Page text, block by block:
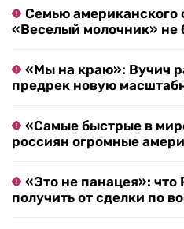
Семью американского
«Веселый молочник» не
«Мы на краю»: Вучич
предрек новую
«Самые быстрые в
россиян огромные
«Это не панацея»: что
получить от сделки по